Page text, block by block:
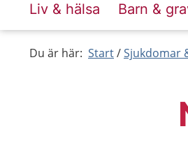
Liv & hälsa Barn &
Du är här: Start Sjukdomar